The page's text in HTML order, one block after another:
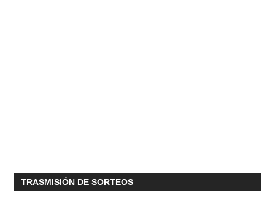
TRASMISIÓN DE SORTEOS